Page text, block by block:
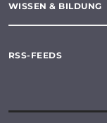
WISSEN & BILDUNG
RSS-FEEDS